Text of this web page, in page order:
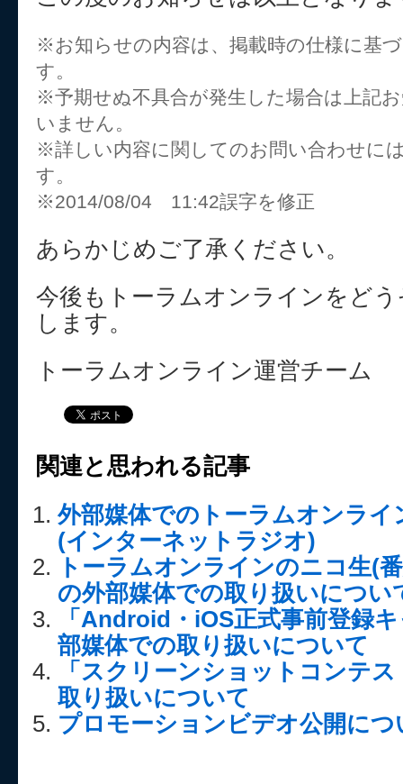
※お知らせの内容は、掲載時の仕様に基
す。
※予期せぬ不具合が発生した場合は上記
いません。
※詳しい内容に関してのお問い合わせに
す。
※2014/08/04 11:42誤字を修正
あらかじめご了承ください。
今後もトーラムオンラインをど
します。
トーラムオンライン運営チーム
関連と思われる記事
外部媒体でのトーラムオンラ
(インターネットラジオ)
トーラムオンラインのニコ生(
の外部媒体での取り扱いについ
「Android・iOS正式事前登録
部媒体での取り扱いについて
「スクリーンショットコンテ
取り扱いについて
プロモーションビデオ公開につ